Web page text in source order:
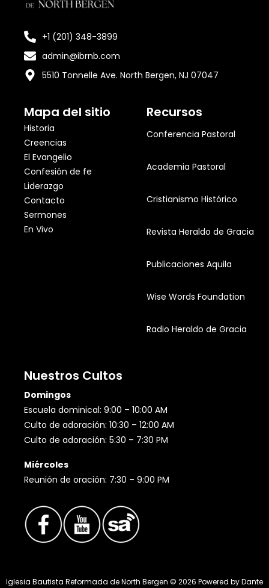
+1 (201) 348-3899
admin@ibrnb.com
5510 Tonnelle Ave. North Bergen, NJ 07047
Mapa del sitio
Historia
Creencias
El Evangelio
Confesión de fe
Liderazgo
Contacto
Sermones
En Vivo
Recursos
Conferencia Pastoral
Academia Pastoral
Cristianismo Histórico
Revista Heraldo de Gracia
Publicaciones Aquila
Wise Words Foundation
Radio Heraldo de Gracia
Nuestros Cultos
Domingos
Escuela dominical: 9:00 – 10:00 AM
Culto de adoración: 10:30 – 12:00 AM
Culto de adoración: 5:30 – 7:30 PM
Miércoles
Reunión de oración: 7:30 – 9:00 PM
Iglesia Bautista Reformada de North Bergen © 2026 Powered byDante